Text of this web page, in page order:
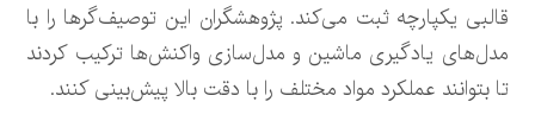
قالبی یکپارچه ثبت می‌کند. پژوهشگران این توصیف‌گرها را با
مدل‌های یادگیری ماشین و مدل‌سازی واکنش‌ها ترکیب کردند
تا بتوانند عملکرد مواد مختلف را با دقت بالا پیش‌بینی کنند.